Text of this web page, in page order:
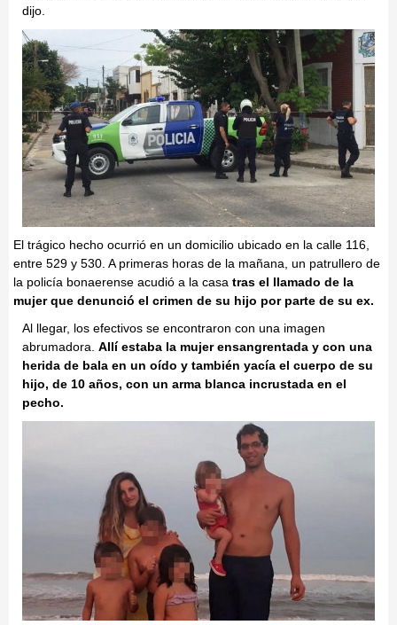
dijo.
El trágico hecho ocurrió en un domicilio ubicado en la calle 116,
entre 529 y 530. A primeras horas de la mañana, un patrullero de
la policía bonaerense acudió a la casa tras el llamado de la
mujer que denunció el crimen de su hijo por parte de su ex.
Al llegar, los efectivos se encontraron con una imagen
abrumadora. Allí estaba la mujer ensangrentada y con una
herida de bala en un oído y también yacía el cuerpo de su
hijo, de 10 años, con un arma blanca incrustada en el
pecho.